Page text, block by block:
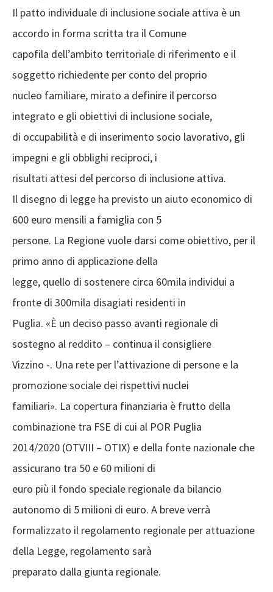
Il patto individuale di inclusione sociale attiva è un
accordo in forma scritta tra il Comune
capofila dell’ambito territoriale di riferimento e il
soggetto richiedente per conto del proprio
nucleo familiare, mirato a definire il percorso
integrato e gli obiettivi di inclusione sociale,
di occupabilità e di inserimento socio lavorativo, gli
impegni e gli obblighi reciproci, i
risultati attesi del percorso di inclusione attiva.
Il disegno di legge ha previsto un aiuto economico di
600 euro mensili a famiglia con 5
persone. La Regione vuole darsi come obiettivo, per il
primo anno di applicazione della
legge, quello di sostenere circa 60mila individui a
fronte di 300mila disagiati residenti in
Puglia. «È un deciso passo avanti regionale di
sostegno al reddito – continua il consigliere
Vizzino -. Una rete per l’attivazione di persone e la
promozione sociale dei rispettivi nuclei
familiari». La copertura finanziaria è frutto della
combinazione tra FSE di cui al POR Puglia
2014/2020 (OTVIII – OTIX) e della fonte nazionale che
assicurano tra 50 e 60 milioni di
euro più il fondo speciale regionale da bilancio
autonomo di 5 milioni di euro. A breve verrà
formalizzato il regolamento regionale per attuazione
della Legge, regolamento sarà
preparato dalla giunta regionale.